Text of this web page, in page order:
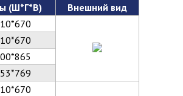
(Ш*Г*В)
Внешний вид